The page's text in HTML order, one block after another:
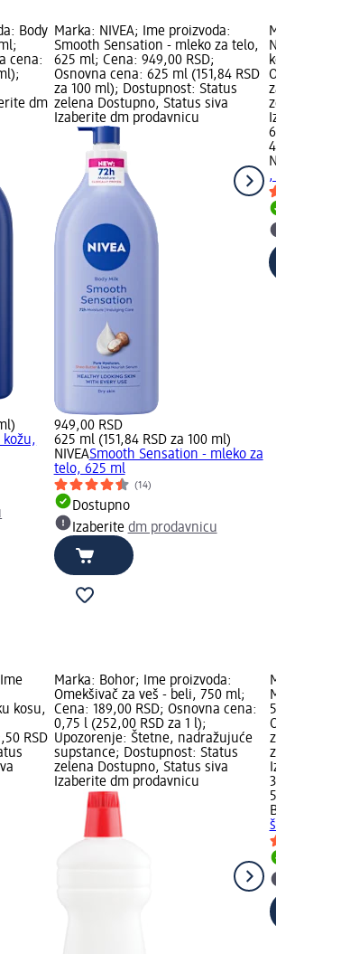
Body
cena:
dm
kožu,
Marka: NIVEA; Ime proizvoda:
Smooth Sensation - mleko za telo,
625 ml; Cena: 949,00 RSD;
Osnovna cena: 625 ml (151,84 RSD
za 100 ml); Dostupnost: Status
zelena Dostupno, Status siva
Izaberite dm prodavnicu
949,00 RSD
625 ml (151,84 RSD za 100 ml)
NIVEASmooth Sensation - mleko za
telo, 625 ml
(14)
Dostupno
Izaberite dm prodavnicu
Marka:
Nourishing
kožu, 400
Osnovna
za 100 ml);
zelena
Izaberite
699,00 RSD
400 ml
NIVEA
, za suvu
kosu,
RSD
Marka: Bohor; Ime proizvoda:
Omekšivač za veš - beli, 750 ml;
Cena: 189,00 RSD; Osnovna cena:
0,75 l (252,00 RSD za 1 l);
Upozorenje: Štetne, nadražujuće
supstance; Dostupnost: Status
zelena Dostupno, Status siva
Izaberite dm prodavnicu
Marka:
Mleko za
500 ml;
Osnovna
za 100 ml);
zelena
Izaberite
359,00 RSD
500 ml
BYPHASSE
šminke,